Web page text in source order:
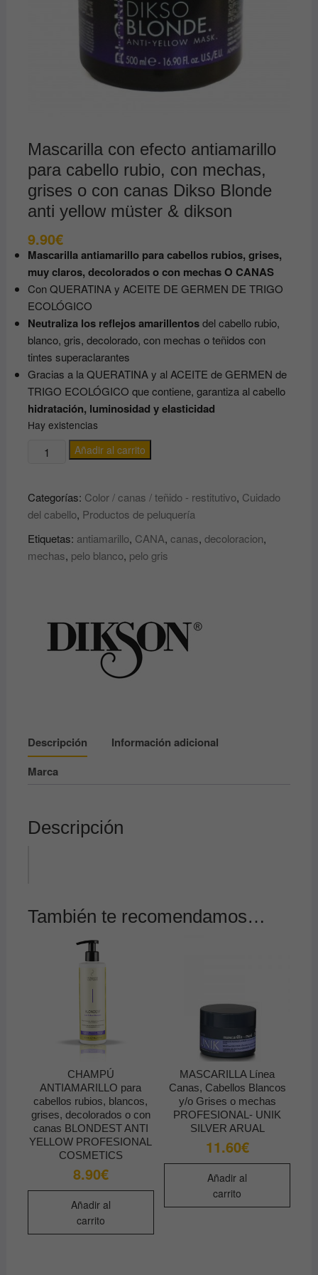
Mascarilla con efecto antiamarillo
para cabello rubio, con mechas,
grises o con canas Dikso Blonde
anti yellow müster & dikson
9.90€
Mascarilla antiamarillo para cabellos rubios, grises,
muy claros, decolorados o con mechas O CANAS
Con QUERATINA y ACEITE DE GERMEN DE TRIGO
ECOLÓGICO
Neutraliza los reflejos amarillentosdel cabello rubio,
blanco, gris, decolorado, con mechas o teñidos con
tintes superaclarantes
Gracias a la QUERATINA y al ACEITE de GERMEN de
TRIGO ECOLÓGICO que contiene, garantiza al cabello
hidratación, luminosidad y elasticidad
Hay existencias
Mascarilla
antiamarillo
para
cabello
rubio,
canas
müster
&
dikson
Añadir al carrito
Categorías: Color / canas / teñido - restitutivo, Cuidado
del cabello, Productos de peluquería
Etiquetas: antiamarillo, CANA, canas, decoloracion,
mechas, pelo blanco, pelo gris
Descripción
Información adicional
Marca
Descripción
También te recomendamos…
CHAMPÚ
ANTIAMARILLO para
cabellos rubios, blancos,
grises, decolorados o con
canas BLONDEST ANTI
YELLOW PROFESIONAL
COSMETICS
8.90€
Añadir al
carrito
MASCARILLA Línea
Canas, Cabellos Blancos
y/o Grises o mechas
PROFESIONAL- UNIK
SILVER ARUAL
11.60€
Añadir al
carrito